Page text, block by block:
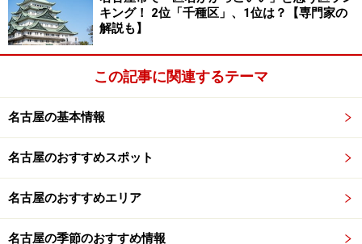
チキおじさん”として紅白にも出場した日本屈指のブルー
スマン）が店長だったことでも知られ、その最後の店長
が、現・得三のオーナーである森田裕さんです。
次のページではオーナー・森田さんが語る得三の10年＋
魅力いっぱいの10周年記念企画
※記事内容は執筆時点のものです。最新の内容をご確認くださ
キング！ 2位「千種区」、1位は？【専門家の
解説も】
この記事に関連するテーマ
名古屋の基本情報
名古屋のおすすめスポット
名古屋のおすすめエリア
名古屋の季節のおすすめ情報